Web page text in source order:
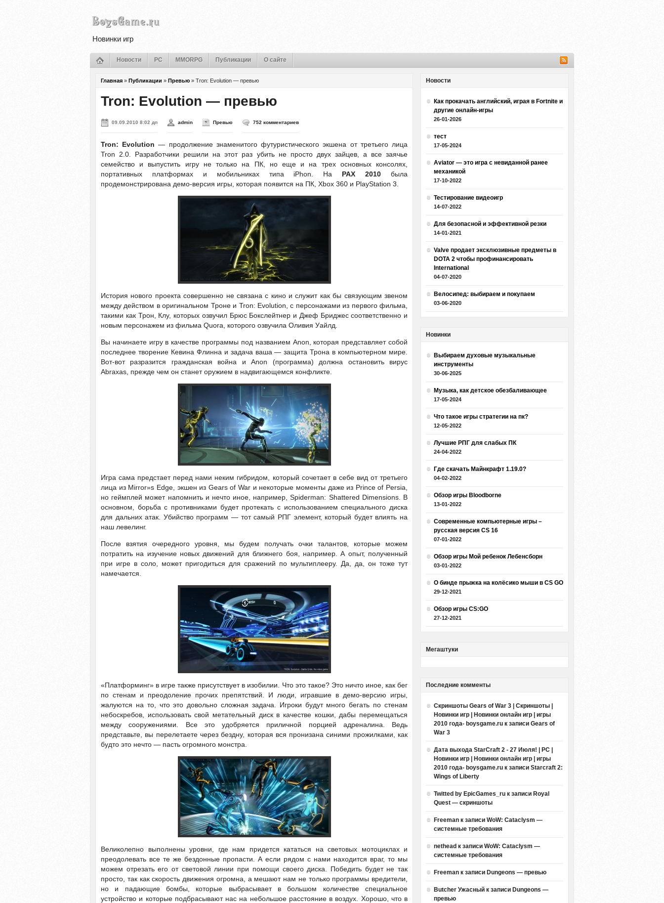
Новинки игр
Новости PC MMORPG Публикации О сайте
Главная » Публикации » Превью » Tron: Evolution — превью
Tron: Evolution — превью
09.09.2010 8:02 дп admin Превью 752 комментариев
Tron: Evolution — продолжение знаменитого футуристического экшена от третьего лица
Tron 2.0. Разработчики решили на этот раз убить не просто двух зайцев, а все заячье
семейство и выпустить игру не только на ПК, но еще и на трех основных консолях,
портативных платформах и мобильниках типа iPhon. На РАХ 2010 была
продемонстрирована демо-версия игры, которая появится на ПК, Xbox 360 и PlayStation 3.
История нового проекта совершенно не связана с кино и служит как бы связующим звеном
между действом в оригинальном Троне и Tron: Evolution, с персонажами из первого фильма,
такими как Трон, Клу, которых озвучил Брюс Бокслейтнер и Джеф Бриджес соответственно и
новым персонажем из фильма Quora, которого озвучила Оливия Уайлд.
Вы начинаете игру в качестве программы под названием Anon, которая представляет собой
последнее творение Кевина Флинна и задача ваша — защита Трона в компьютерном мире.
Вот-вот разразится гражданская война и Anon (программа) должна остановить вирус
Abraxas, прежде чем он станет оружием в надвигающемся конфликте.
Игра сама предстает перед нами неким гибридом, который сочетает в себе вид от третьего
лица из Mirror»s Edge, экшен из Gears of War и некоторые моменты даже из Prince of Persia,
но геймплей может напомнить и нечто иное, например, Spiderman: Shattered Dimensions. В
основном, борьба с противниками будет протекать с использованием специального диска
для дальних атак. Убийство программ — тот самый РПГ элемент, который будет влиять на
наш левелинг.
После взятия очередного уровня, мы будем получать очки талантов, которые можем
потратить на изучение новых движений для ближнего боя, например. А опыт, полученный
при игре в соло, может пригодиться для сражений по мультиплееру. Да, да, он тоже тут
намечается.
«Платформинг» в игре также присутствует в изобилии. Что это такое? Это ничто иное, как бег
по стенам и преодоление прочих препятствий. И люди, игравшие в демо-версию игры,
жалуются на то, что это довольно сложная задача. Игроки будут много бегать по стенам
небоскребов, использовать свой метательный диск в качестве кошки, дабы перемещаться
между сооружениями. Все это удобряется приличной порцией адреналина. Ведь
представьте, вы перелетаете через бездну, которая вся пронизана синими прожилками, как
будто это нечто — пасть огромного монстра.
Великолепно выполнены уровни, где нам придется кататься на световых мотоциклах и
преодолевать все те же бездонные пропасти. А если рядом с нами находится враг, то мы
можем отрезать его от световой линии при помощи своего диска. Победить будет не так
просто, так как скорость движения огромна, а мешают нам не только программы вредители,
но и падающие бомбы, которые выбрасывает в большом количестве специальное
устройство и которые подбрасывают нас на небольшое расстояние в воздух. Хорошо, что в
Новости
Как прокачать английский, играя в Fortnite и
другие онлайн-игры
26-01-2026
тест
17-05-2024
Aviator — это игра с невиданной ранее
механикой
17-10-2022
Тестирование видеоигр
14-07-2022
Для безопасной и эффективной резки
14-01-2021
Valve продает эксклюзивные предметы в
DOTA 2 чтобы профинансировать
International
04-07-2020
Велосипед: выбираем и покупаем
03-06-2020
Новинки
Выбираем духовые музыкальные
инструменты
30-06-2025
Музыка, как детское обезбаливающее
17-05-2024
Что такое игры стратегии на пк?
12-05-2022
Лучшие РПГ для слабых ПК
24-04-2022
Где скачать Майнкрафт 1.19.0?
04-02-2022
Обзор игры Bloodborne
13-01-2022
Современные компьютерные игры –
русская версия CS 16
07-01-2022
Обзор игры Мой ребенок Лебенсборн
03-01-2022
О бинде прыжка на колёсико мыши в CS GO
29-12-2021
Обзор игры CS:GO
27-12-2021
Мегаштуки
Последние комменты
Скриншоты Gears of War 3 | Скриншоты |
Новинки игр | Новинки онлайн игр | игры
2010 года- boysgame.ru к записи Gears of
War 3
Дата выхода StarCraft 2 - 27 Июля! | PC |
Новинки игр | Новинки онлайн игр | игры
2010 года- boysgame.ru к записи Starcraft 2:
Wings of Liberty
Twitted by EpicGames_ru к записи Royal
Quest — скриншоты
Freeman к записи WoW: Cataclysm —
системные требования
nethead к записи WoW: Cataclysm —
системные требования
Freeman к записи Dungeons — превью
Butcher Ужасный к записи Dungeons —
превью